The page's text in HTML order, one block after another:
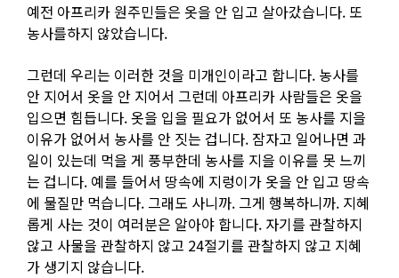
예전 아프리카 원주민들은 옷을 안 입고 살아갔습니다. 또
농사를하지 않았습니다.
그런데 우리는 이러한 것을 미개인이라고 합니다. 농사를
안 지어서 옷을 안 지어서 그런데 아프리카 사람들은 옷을
입으면 힘듭니다. 옷을 입을 필요가 없어서 또 농사를 지을
이유가 없어서 농사를 안 짓는 겁니다. 잠자고 일어나면 과
일이 있는데 먹을 게 풍부한데 농사를 지을 이유를 못 느끼
는 겁니다. 예를 들어서 땅속에 지렁이가 옷을 안 입고 땅속
에 물질만 먹습니다. 그래도 사니까. 그게 행복하니까. 지혜
롭게 사는 것이 여러분은 알아야 합니다. 자기를 관찰하지
않고 사물을 관찰하지 않고 24절기를 관찰하지 않고 지혜
가 생기지 않습니다.